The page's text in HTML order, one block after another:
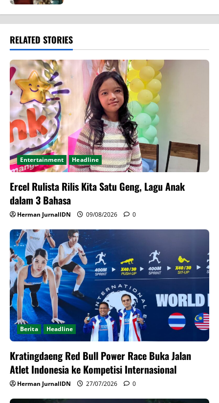
RELATED STORIES
Entertainment Headline
Ercel Rulista Rilis Kita Satu Geng, Lagu Anak
dalam 3 Bahasa
Herman JurnalIDN 09/08/2026 0
Berita Headline
Kratingdaeng Red Bull Power Race Buka Jalan
Atlet Indonesia ke Kompetisi Internasional
Herman JurnalIDN 27/07/2026 0